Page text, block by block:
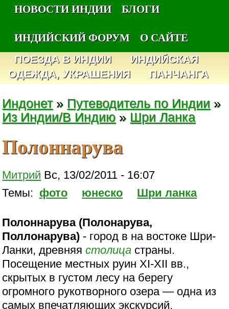
НОВОСТИ ИНДИИ
БЛОГИ
ИНДИЙСКИЙ ФОРУМ
О САЙТЕ
ПОЕЗДА В ИНДИИ
ИНДИЙСКАЯ
ОДЕЖДА, УКРАШЕНИЯ
ПАНЧАНГА
Индонет» Путеводитель по Индии »
Из Индии/В Индию » Шри Ланка
Полоннарува
Митрий Вс, 13/02/2011 - 16:07
Темы: фото юнеско Шри ланка
Полоннарува (Полонарува,
Поллонарува) - город в на востоке Шри-
Ланки, древняястолица страны.
Посещение местных руин XI-XII вв.,
скрытых в густом лесу на берегу
огромного рукотворного озера — одна из
самых впечатляющих экскурсий,